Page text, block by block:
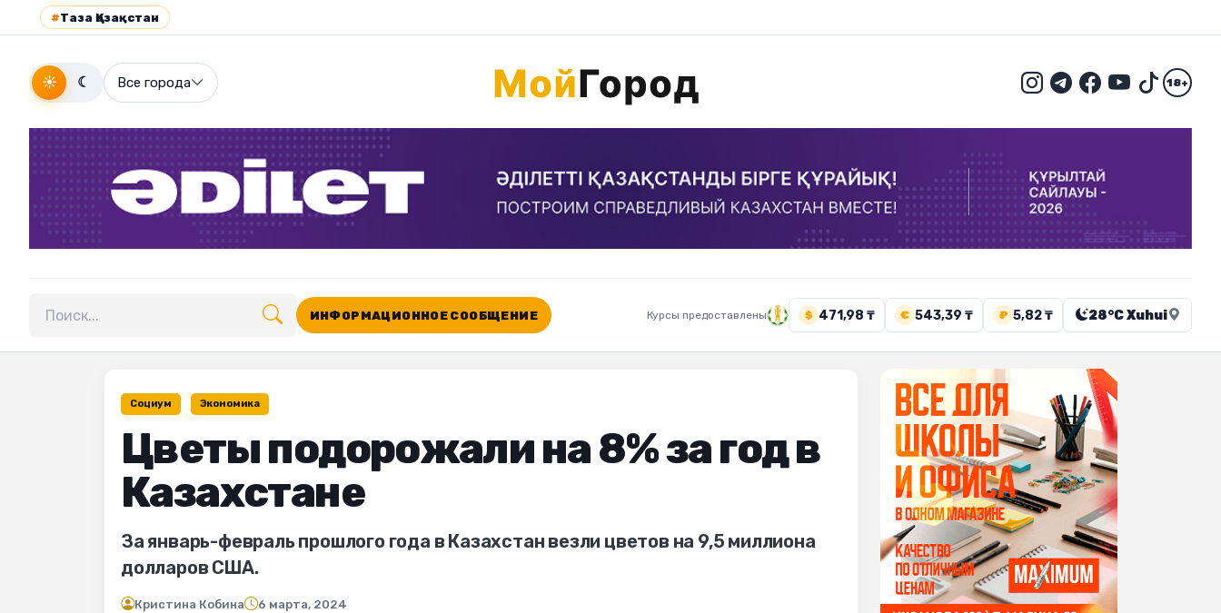
#Таза Қазақстан
☀ ☾ Все города 18+
Поиск по сайту
ИНФОРМАЦИОННОЕ СООБЩЕНИЕ Курсы предоставлены $ 471,98 ₸ € 543,39 ₸ ₽ 5,82 ₸ 28°C Xuhui
Социум Экономика
Цветы подорожали на 8% за год в
Казахстане
За январь-февраль прошлого года в Казахстан везли цветов на 9,5 миллиона
долларов США.
Кристина Кобина 6 марта, 2024